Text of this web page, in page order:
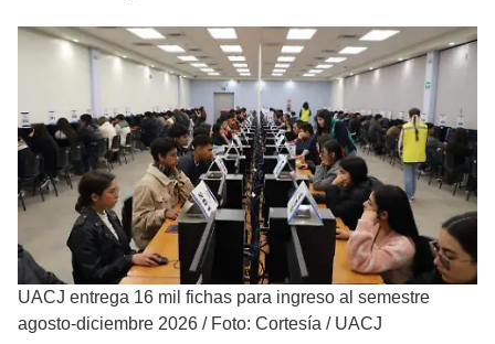
UACJ entrega 16 mil fichas para ingreso al semestre
agosto-diciembre 2026 / Foto: Cortesía / UACJ